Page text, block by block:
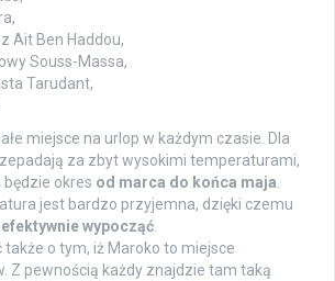
Ait Ben Haddou,
Souss-Massa,
Tarudant,
miejsce na urlop w każdym czasie. Dla
za zbyt wysokimi temperaturami,
okres od marca do końca maja
jest bardzo przyjemna, dzięki czemu
efektywnie wypocząć
o tym, iż Maroko to miejsce
Z pewnością każdy znajdzie tam taką